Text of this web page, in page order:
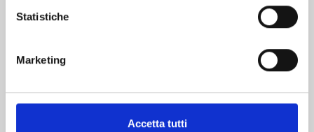
Statistiche
Marketing
Accetta tutti